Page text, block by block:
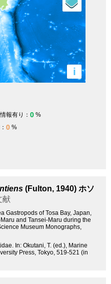
i
報有り： 0 %
0 %
(Fulton, 1940) ホソ
献
Gastropods of Tosa Bay, Japan,
and Tansei-Maru during the
Museum Monographs,
In: Okutani, T. (ed.), Marine
Press, Tokyo, 519-521 (in